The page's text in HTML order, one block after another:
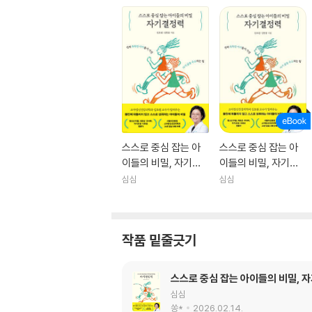
스스로 중심 잡는 아
이들의 비밀, 자기결
정력
심심
스스로 중심 잡는 아
이들의 비밀, 자기결
정력
심심
작품 밑줄긋기
스스로 중심 잡는 아이들의 비밀,
심심
쏭*
2026.02.14.